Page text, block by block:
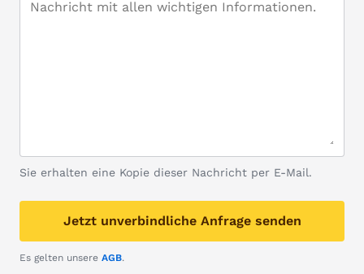
Sie erhalten eine Kopie dieser Nachricht per E-Mail.
Jetzt unverbindliche Anfrage senden
Es gelten unsere AGB.